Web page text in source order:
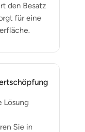
den Besatz
für eine
Lösung
Sie in